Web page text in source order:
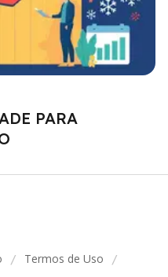
PARA
/ Termos de Uso /